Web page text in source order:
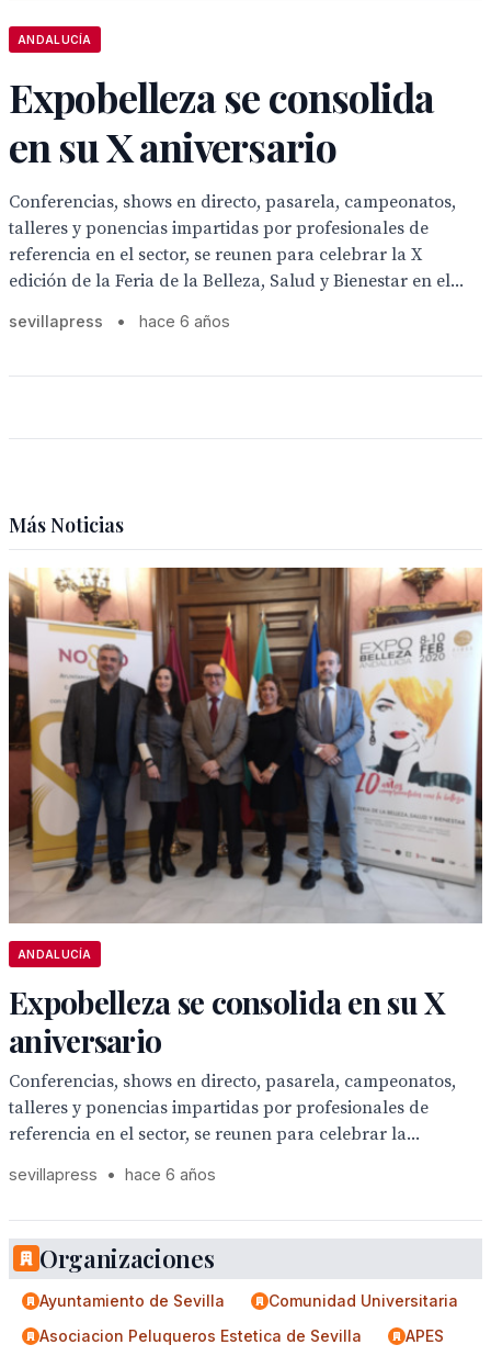
ANDALUCÍA
Expobelleza se consolida
en su X aniversario
Conferencias, shows en directo, pasarela, campeonatos,
talleres y ponencias impartidas por profesionales de
referencia en el sector, se reunen para celebrar la X
edición de la Feria de la Belleza, Salud y Bienestar en el...
sevillapress • hace 6 años
Más Noticias
ANDALUCÍA
Expobelleza se consolida en su X
aniversario
Conferencias, shows en directo, pasarela, campeonatos,
talleres y ponencias impartidas por profesionales de
referencia en el sector, se reunen para celebrar la...
sevillapress • hace 6 años
Organizaciones
Ayuntamiento de Sevilla
Comunidad Universitaria
Asociacion Peluqueros Estetica de Sevilla
APES